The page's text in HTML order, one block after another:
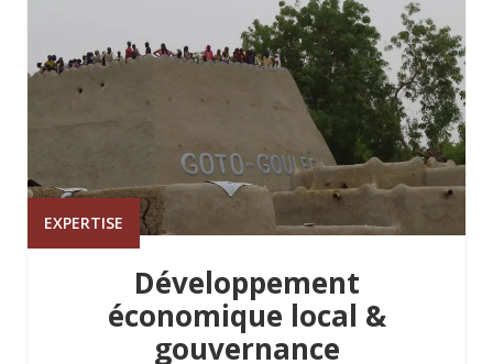
EXPERTISE
Développement
économique local &
gouvernance